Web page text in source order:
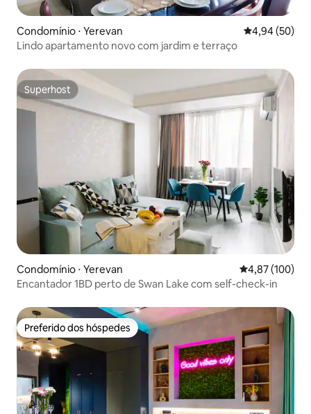
Condomínio ⋅ Yerevan 4,94 de uma
4,94 (50)
Lindo apartamento novo com jardim e terraço
Superhost
Superhost
Condomínio ⋅ Yerevan 4,87 de uma
4,87 (100)
Encantador 1BD perto de Swan Lake com self-check-in
Preferido dos hóspedes
Preferido dos hóspedes